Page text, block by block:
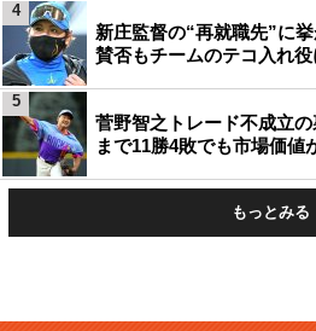
新庄監督の“再就職先”に
賛否もチームのテコ入れ
4
菅野智之トレード不成立
まで11勝4敗でも市場価値
5
もっとみる